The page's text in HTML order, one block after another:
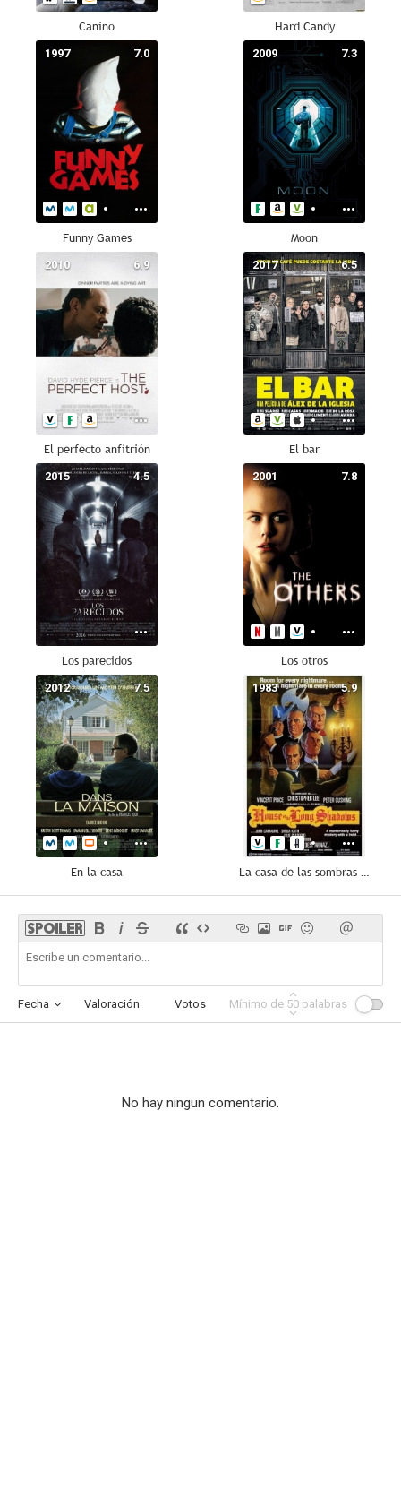
Canino Hard Candy
7.0
1997
Funny Games
7.3
2009
Moon
6.9
2010
El perfecto anfitrión
6.5
2017
El bar
4.5
2015
Los parecidos
7.8
2001
Los otros
7.5
2012
En la casa
5.9
1983
La casa de las sombras del pasado
Fecha Valoración Votos Afinidad
Mínimo de 50 palabras
No hay ningun comentario.